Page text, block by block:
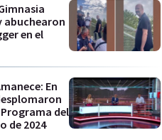
abuchearon
en el
En
del
de 2024